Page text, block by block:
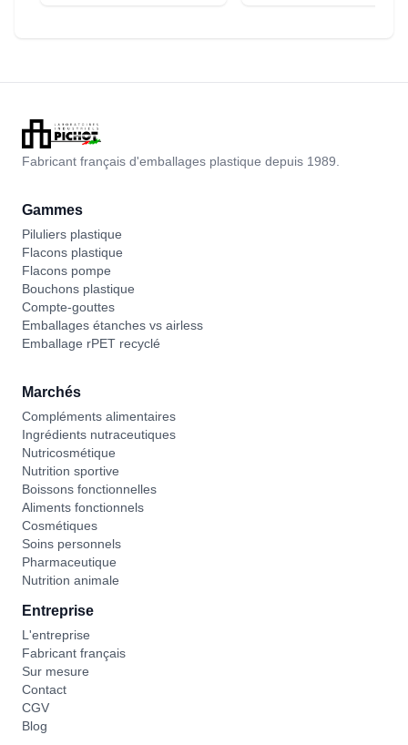
Fabricant français d'emballages plastique depuis 1989.
Gammes
Piluliers plastique
Flacons plastique
Flacons pompe
Bouchons plastique
Compte-gouttes
Emballages étanches vs airless
Emballage rPET recyclé
Marchés
Compléments alimentaires
Ingrédients nutraceutiques
Nutricosmétique
Nutrition sportive
Boissons fonctionnelles
Aliments fonctionnels
Cosmétiques
Soins personnels
Pharmaceutique
Nutrition animale
Entreprise
L'entreprise
Fabricant français
Sur mesure
Contact
CGV
Blog